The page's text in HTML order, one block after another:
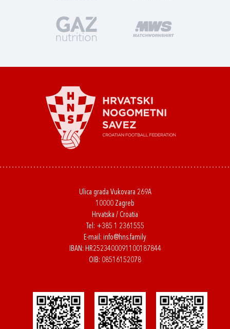
Ulica grada Vukovara 269A
10000 Zagreb
Hrvatska / Croatia
Tel: +385 1 2361555
E-mail: info@hns.family
IBAN: HR2523400091100187844
OIB: 08516152078